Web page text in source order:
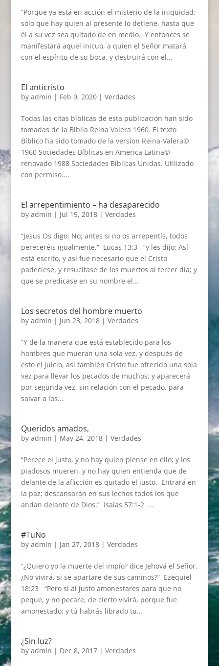
“Porque ya está en acción el misterio de la iniquidad;
sólo que hay quien al presente lo detiene, hasta que
él a su vez sea quitado de en medio. Y entonces se
manifestará aquel inicuo, a quien el Señor matará
con el espíritu de su boca, y destruirá con el...
El anticristo
by admin | Feb 9, 2020| Verdades
Todas las citas bíblicas de esta publicación han sido
tomadas de la Biblia Reina Valera 1960. El texto
Bíblico ha sido tomado de la version Reina-Valera©
1960 Sociedades Bíblicas en America Latina©
renovado 1988 Sociedades Bíblicas Unidas. Utilizado
con permiso....
El arrepentimiento – ha desaparecido
by admin | Jul 19, 2018| Verdades
“Jesus Os digo: No; antes si no os arrepentís, todos
pereceréis igualmente.” Lucas 13:3 “y les dijo: Así
está escrito, y así fue necesario que el Cristo
padeciese, y resucitase de los muertos al tercer día; y
que se predicase en su nombre el...
Los secretos del hombre muerto
by admin | Jun 23, 2018| Verdades
“Y de la manera que está establecido para los
hombres que mueran una sola vez, y después de
esto el juicio, así también Cristo fue ofrecido una sola
vez para llevar los pecados de muchos; y aparecerá
por segunda vez, sin relación con el pecado, para
salvar a los...
Queridos amados,
by admin | May 24, 2018| Verdades
“Perece el justo, y no hay quien piense en ello; y los
piadosos mueren, y no hay quien entienda que de
delante de la aflicción es quitado el justo. Entrará en
la paz; descansarán en sus lechos todos los que
andan delante de Dios.” Isaías 57:1-2 ...
#TuNo
by admin | Jan 27, 2018| Verdades
“¿Quiero yo la muerte del impío? dice Jehová el Señor.
¿No vivirá, si se apartare de sus caminos?” Ezequiel
18:23 “Pero si al justo amonestares para que no
peque, y no pecare, de cierto vivirá, porque fue
amonestado; y tú habrás librado tu...
¿Sin luz?
by admin | Dec 8, 2017| Verdades